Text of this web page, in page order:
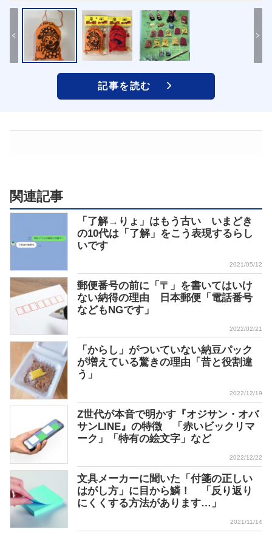
記事を読む
関連記事
「了解→りょ」はもう古い いまどき
の10代は「了解」をこう表現するらし
いです
2021/05/12
郵便番号の前に「〒」を書いてはいけ
ない納得の理由 日本郵便「電話番号
などもNGです」
2022/02/21
「からし」がついていない納豆パック
が増えている驚きの理由「昔と役割違
う」
2022/12/19
Z世代が本音で明かす『オジサン・オバ
サンLINE』の特徴 「赤いビックリマ
ーク」「特有の絵文字」など
2022/12/22
文具メーカーに聞いた「付箋の正しい
はがし方」に目から鱗！ 「反り返り
にくくする方法があります…」
2021/11/14